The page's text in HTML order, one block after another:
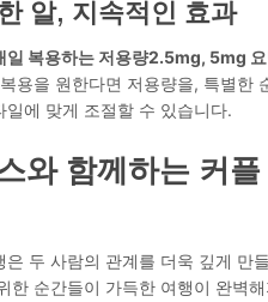
알, 지속적인 효과
일 복용하는 저용량2.5mg, 5mg
용을 원한다면 저용량을, 특별한
일에 맞게 조절할 수 있습니다.
와 함께하는 커
은 두 사람의 관계를 더욱 깊게 만
한 순간들이 가득한 여행이 완벽